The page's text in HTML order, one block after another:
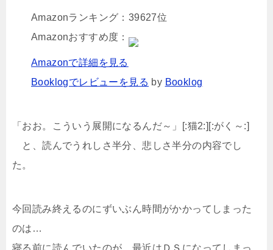
Amazonランキング：39627位
Amazonおすすめ度：
Amazonで詳細を見る
Booklogでレビューを見る by Booklog
「おお。こういう展開になるんだ～」[:猫2:][:がく～:]
と、読んでうれしさ半分、悲しさ半分の内容でし
た。
今回読み終えるのにずいぶん時間がかかってしまった
のは…
寝る前に読んでいたのが、最近はＤＳになってしまっ